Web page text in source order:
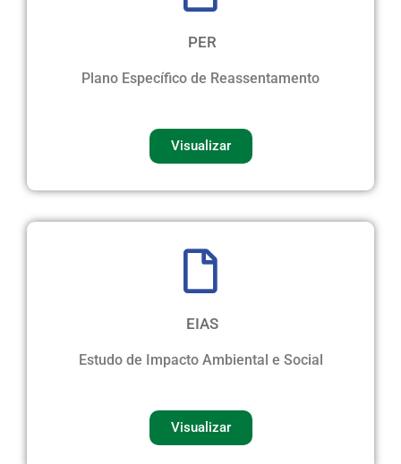
PER
Plano Específico de Reassentamento
Visualizar
EIAS
Estudo de Impacto Ambiental e Social
Visualizar